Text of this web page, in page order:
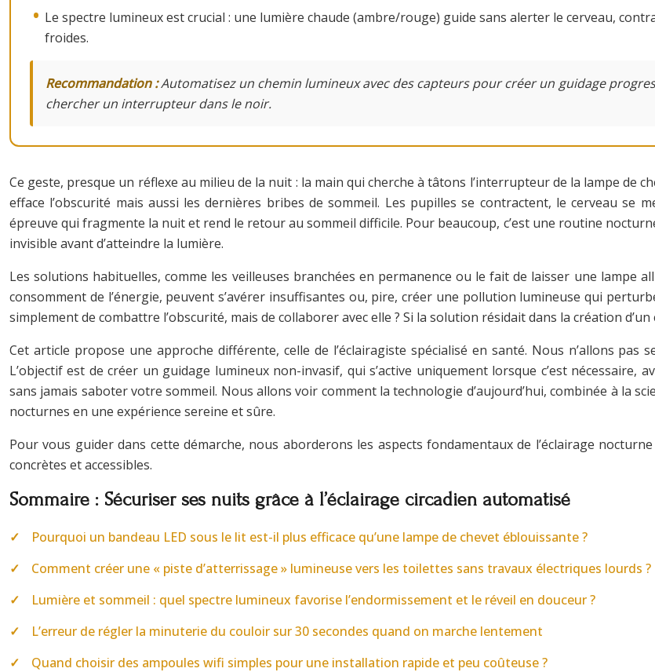
Le spectre lumineux est crucial : une lumière chaude (ambre/rouge) guide sans alerter le cerveau,
froides.
Recommandation :Automatisez un chemin lumineux avec des capteurs pour créer un guidage
chercher un interrupteur dans le noir.
Ce geste, presque un réflexe au milieu de la nuit : la main qui cherche à tâtons l’interrupteur de la lampe de
efface l’obscurité mais aussi les dernières bribes de sommeil. Les pupilles se contractent, le cerveau
épreuve qui fragmente la nuit et rend le retour au sommeil difficile. Pour beaucoup, c’est une routine
invisible avant d’atteindre la lumière.
Les solutions habituelles, comme les veilleuses branchées en permanence ou le fait de laisser une lampe
consomment de l’énergie, peuvent s’avérer insuffisantes ou, pire, créer une pollution lumineuse qui
simplement de combattre l’obscurité, mais de collaborer avec elle ? Si la solution résidait dans la création
Cet article propose une approche différente, celle de l’éclairagiste spécialisé en santé. Nous n’allons pas
L’objectif est de créer un guidage lumineux non-invasif, qui s’active uniquement lorsque c’est
sans jamais saboter votre sommeil. Nous allons voir comment la technologie d’aujourd’hui, combinée à la
nocturnes en une expérience sereine et sûre.
Pour vous guider dans cette démarche, nous aborderons les aspects fondamentaux de l’éclairage
concrètes et accessibles.
Sommaire : Sécuriser ses nuits grâce à l’éclairage circadien automatisé
Pourquoi un bandeau LED sous le lit est-il plus efficace qu’une lampe de chevet éblouissante ?
Comment créer une « piste d’atterrissage » lumineuse vers les toilettes sans travaux électriques lourds ?
Lumière et sommeil : quel spectre lumineux favorise l’endormissement et le réveil en douceur ?
L’erreur de régler la minuterie du couloir sur 30 secondes quand on marche lentement
Quand choisir des ampoules wifi simples pour une installation rapide et peu coûteuse ?